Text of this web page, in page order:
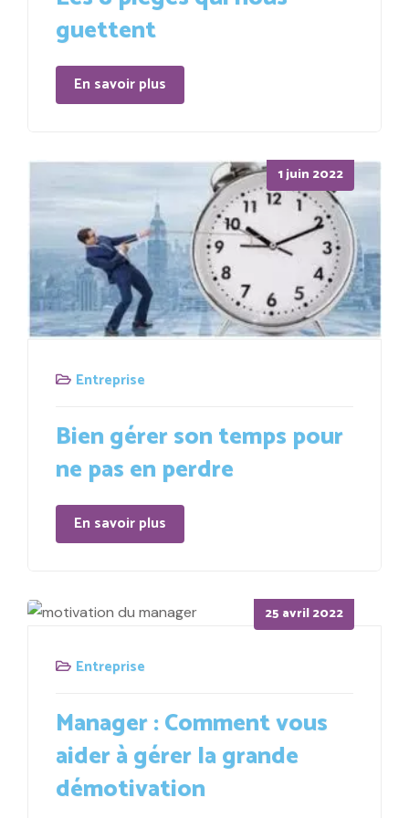
guettent
En savoir plus
Posted
on
1 juin 2022
Entreprise
Bien gérer son temps pour
ne pas en perdre
En savoir plus
Posted
on
25 avril 2022
Entreprise
Manager : Comment vous
aider à gérer la grande
démotivation